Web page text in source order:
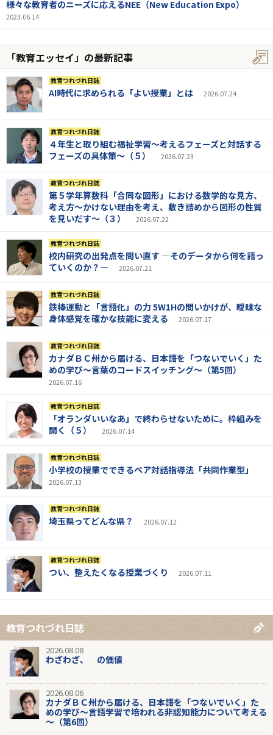
様々な教育者のニーズに応えるNEE（New Education Expo）
2023.06.14
「教育エッセイ」の最新記事
教育つれづれ日誌
AI時代に求められる「よい授業」とは 2026.07.24
教育つれづれ日誌
４年生と取り組む福祉学習～考えるフェーズと対話する
フェーズの具体策～（５）
2026.07.23
教育つれづれ日誌
第５学年算数科「合同な図形」における数学的な見方、
考え方～かけない理由を考え、敷き詰めから図形の性質
を見いだす～（３）
2026.07.22
教育つれづれ日誌
校内研究の出発点を問い直す ―そのデータから何を語っ
ていくのか？―
2026.07.21
教育つれづれ日誌
鉄棒運動と「言語化」の力 5W1Hの問いかけが、曖昧な
身体感覚を確かな技能に変える
2026.07.17
教育つれづれ日誌
カナダＢＣ州から届ける、日本語を「つないでいく」た
めの学び～言葉のコードスイッチング～（第5回）
2026.07.16
教育つれづれ日誌
「オランダいいなあ」で終わらせないために。枠組みを
開く（５）
2026.07.14
教育つれづれ日誌
小学校の授業でできるペア対話指導法「共同作業型」
2026.07.13
教育つれづれ日誌
埼玉県ってどんな県？ 2026.07.12
教育つれづれ日誌
つい、整えたくなる授業づくり 2026.07.11
教育つれづれ日誌
2026.08.08
わざわざ、 の価値
2026.08.06
カナダＢＣ州から届ける、日本語を「つないでいく」た
めの学び～言語学習で培われる非認知能力について考える
～（第6回）